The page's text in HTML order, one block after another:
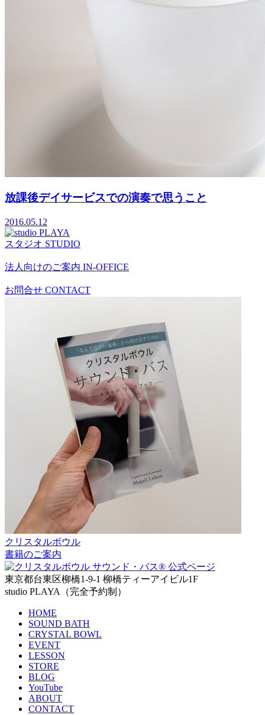
放課後デイサービスでの演奏で思うこと
2016.05.12
スタジオ STUDIO
法人向けのご案内 IN-OFFICE
お問合せ CONTACT
クリスタルボウル
書籍のご案内
東京都台東区柳橋1-9-1 柳橋ティーアイビル1F
studio PLAYA（完全予約制）
HOME
SOUND BATH
CRYSTAL BOWL
EVENT
LESSON
STORE
BLOG
YouTube
ABOUT
CONTACT